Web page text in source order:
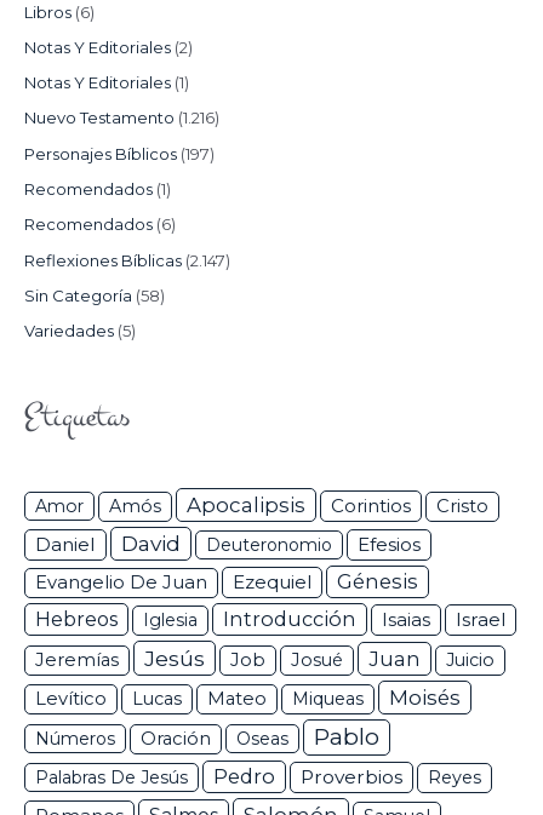
Libros (6)
Notas Y Editoriales (2)
Notas Y Editoriales (1)
Nuevo Testamento (1.216)
Personajes Bíblicos (197)
Recomendados (1)
Recomendados (6)
Reflexiones Bíblicas (2.147)
Sin Categoría (58)
Variedades (5)
Etiquetas
Amor Amós Apocalipsis Corintios Cristo
Daniel David Deuteronomio Efesios
Evangelio De Juan Ezequiel
Génesis
Hebreos
Iglesia Introducción Isaias Israel
Jeremías Jesús Job Josué Juan
Juicio
Levítico
Lucas Mateo Miqueas Moisés
Números Oración Oseas Pablo
Palabras De Jesús Pedro Proverbios Reyes